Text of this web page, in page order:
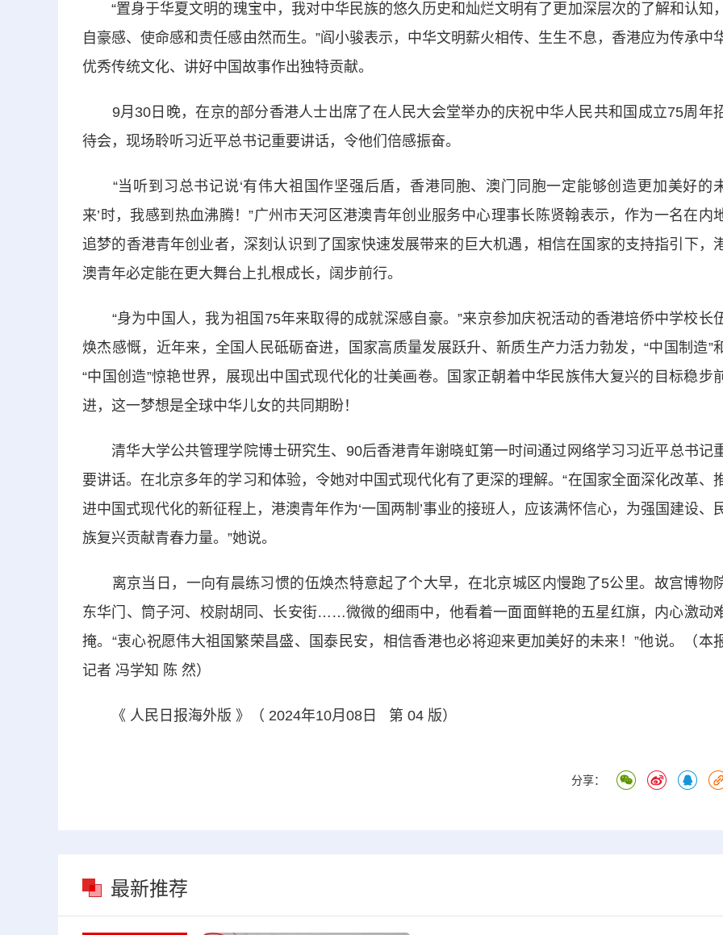
“置身于华夏文明的瑰宝中，我对中华民族的悠久历史和灿烂文明有了更加深层次的了解和认知，
自豪感、使命感和责任感由然而生。”阎小骏表示，中华文明薪火相传、生生不息，香港应为传承中
优秀传统文化、讲好中国故事作出独特贡献。
9月30日晚，在京的部分香港人士出席了在人民大会堂举办的庆祝中华人民共和国成立75周年
待会，现场聆听习近平总书记重要讲话，令他们倍感振奋。
“当听到习总书记说‘有伟大祖国作坚强后盾，香港同胞、澳门同胞一定能够创造更加美好的
来’时，我感到热血沸腾！”广州市天河区港澳青年创业服务中心理事长陈贤翰表示，作为一名在内
追梦的香港青年创业者，深刻认识到了国家快速发展带来的巨大机遇，相信在国家的支持指引下，
澳青年必定能在更大舞台上扎根成长，阔步前行。
“身为中国人，我为祖国75年来取得的成就深感自豪。”来京参加庆祝活动的香港培侨中学校长
焕杰感慨，近年来，全国人民砥砺奋进，国家高质量发展跃升、新质生产力活力勃发，“中国制造”
“中国创造”惊艳世界，展现出中国式现代化的壮美画卷。国家正朝着中华民族伟大复兴的目标稳步
进，这一梦想是全球中华儿女的共同期盼！
清华大学公共管理学院博士研究生、90后香港青年谢晓虹第一时间通过网络学习习近平总书记
要讲话。在北京多年的学习和体验，令她对中国式现代化有了更深的理解。“在国家全面深化改革、
进中国式现代化的新征程上，港澳青年作为‘一国两制’事业的接班人，应该满怀信心，为强国建设、
族复兴贡献青春力量。”她说。
离京当日，一向有晨练习惯的伍焕杰特意起了个大早，在北京城区内慢跑了5公里。故宫博物
东华门、筒子河、校尉胡同、长安街……微微的细雨中，他看着一面面鲜艳的五星红旗，内心激动
掩。“衷心祝愿伟大祖国繁荣昌盛、国泰民安，相信香港也必将迎来更加美好的未来！”他说。（本
记者 冯学知 陈 然）
《 人民日报海外版 》（ 2024年10月08日 第 04 版）
分享：
最新推荐